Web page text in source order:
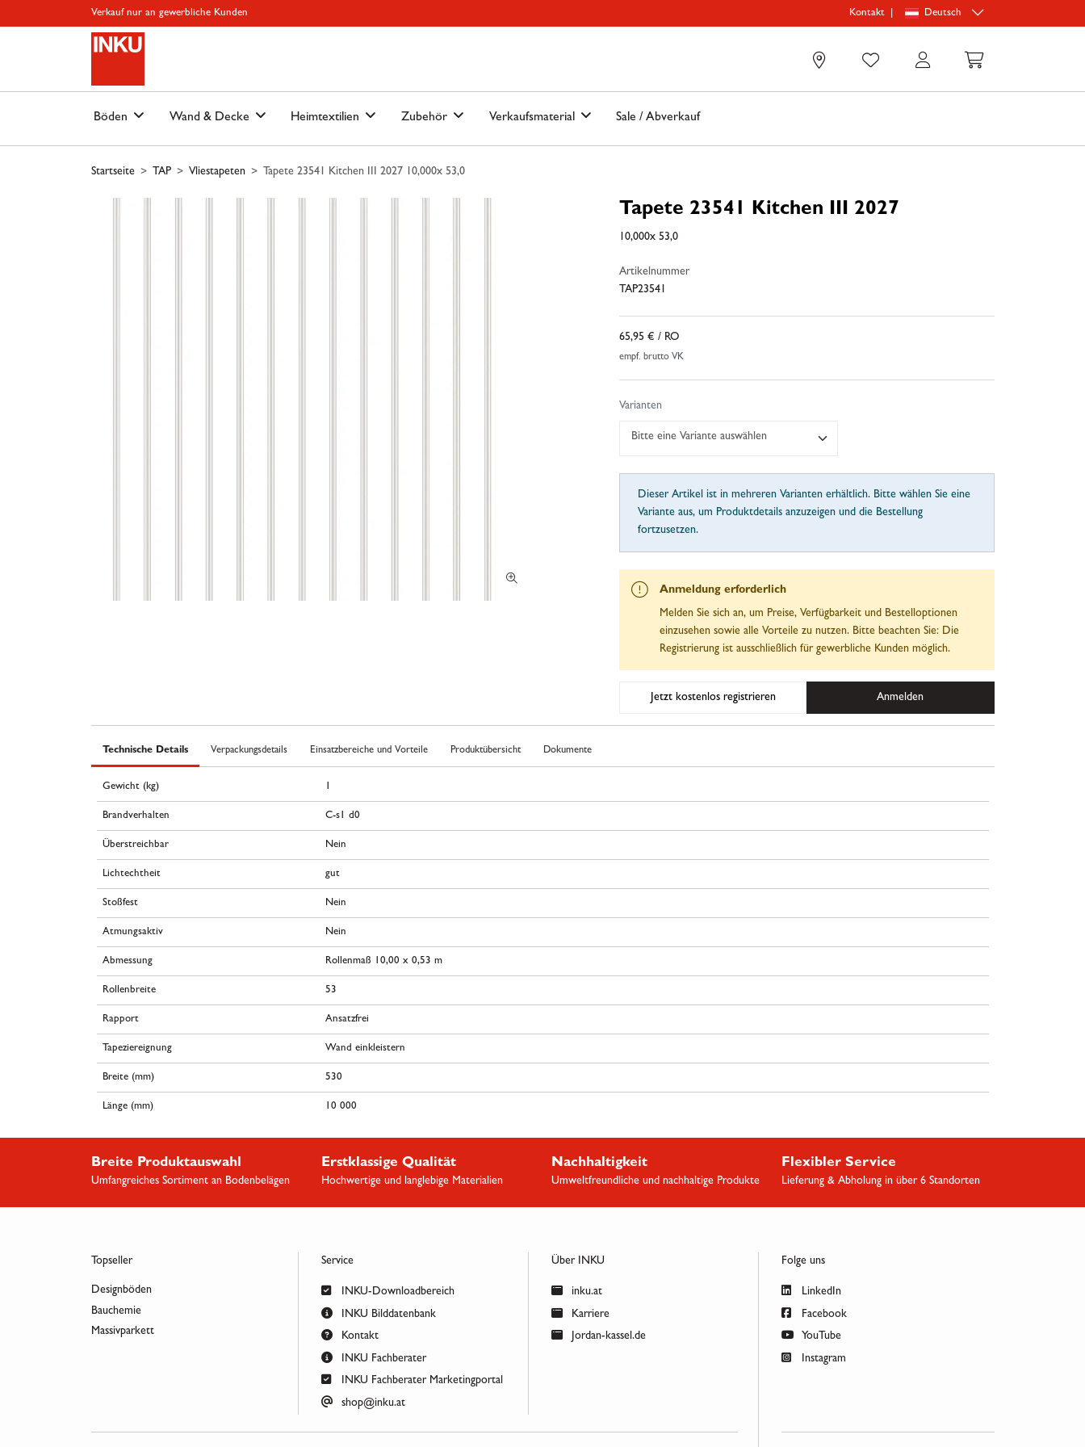
Springe zu Hauptinhalt Springe zum Header Springe zum Footer
Verkauf nur an gewerbliche Kunden Kontakt Deutsch
Böden Wand & Decke Heimtextilien Zubehör Verkaufsmaterial Sale / Abverkauf
Startseite TAP Vliestapeten Tapete 23541 Kitchen III 2027 10,000x 53,0
Tapete 23541 Kitchen III 2027
10,000x 53,0
Artikelnummer
TAP23541
65,95 € / RO
empf. brutto VK
Varianten
Bitte eine Variante auswählen
Dieser Artikel ist in mehreren Varianten erhältlich. Bitte wählen Sie eine
Variante aus, um Produktdetails anzuzeigen und die Bestellung
fortzusetzen.
Anmeldung erforderlich
Melden Sie sich an, um Preise, Verfügbarkeit und Bestelloptionen
einzusehen sowie alle Vorteile zu nutzen. Bitte beachten Sie: Die
Registrierung ist ausschließlich für gewerbliche Kunden möglich.
Jetzt kostenlos registrieren Anmelden
Technische Details Verpackungsdetails Einsatzbereiche und Vorteile Produktübersicht Dokumente
Gewicht (kg) 1
Brandverhalten C-s1 d0
Überstreichbar Nein
Lichtechtheit gut
Stoßfest Nein
Atmungsaktiv Nein
Abmessung Rollenmaß 10,00 x 0,53 m
Rollenbreite 53
Rapport Ansatzfrei
Tapeziereignung Wand einkleistern
Breite (mm) 530
Länge (mm) 10 000
Breite Produktauswahl
Umfangreiches Sortiment an Bodenbelägen
Erstklassige Qualität
Hochwertige und langlebige Materialien
Nachhaltigkeit
Umweltfreundliche und nachhaltige Produkte
Flexibler Service
Lieferung & Abholung in über 6 Standorten
Topseller
Designböden
Bauchemie
Massivparkett
Service
INKU-Downloadbereich
INKU Bilddatenbank
Kontakt
INKU Fachberater
INKU Fachberater Marketingportal
shop@inku.at
Über INKU
inku.at
Karriere
Jordan-kassel.de
Folge uns
LinkedIn
Facebook
YouTube
Instagram